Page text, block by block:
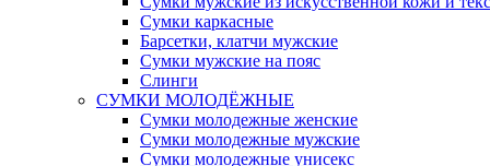
Сумки каркасные
Барсетки, клатчи мужские
Сумки мужские на пояс
Слинги
СУМКИ МОЛОДЁЖНЫЕ
Сумки молодежные женские
Сумки молодежные мужские
Сумки молодежные унисекс